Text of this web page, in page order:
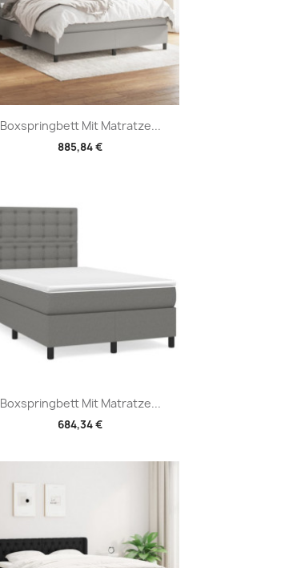
Boxspringbett Mit Matratze...
885,84 €
Vorschau
Boxspringbett Mit Matratze...
684,34 €
Vorschau